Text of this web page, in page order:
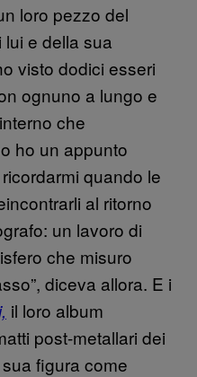
loro pezzo del
e della sua
visto dodici esseri
ognuno a lungo e
che
ho un appunto
quando le
al ritorno
un lavoro di
che misuro
diceva allora. E i
il loro album
post-metallari dei
figura come